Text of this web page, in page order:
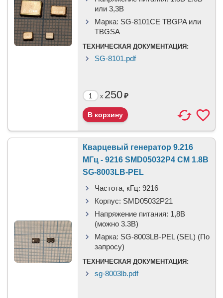
или 3,3B
Марка: SG-8101CE TBGPA или
TBGSA
ТЕХНИЧЕСКАЯ ДОКУМЕНТАЦИЯ:
SG-8101.pdf
x 250₽
Кварцевый генератор 9.216
МГц - 9216 SMD05032P4 CM 1.8В
SG-8003LB-PEL
Частота, кГц: 9216
Корпус: SMD05032P21
Напряжение питания: 1,8В
(можно 3.3В)
Марка: SG-8003LB-PEL (SEL) (По
запросу)
ТЕХНИЧЕСКАЯ ДОКУМЕНТАЦИЯ:
sg-8003lb.pdf